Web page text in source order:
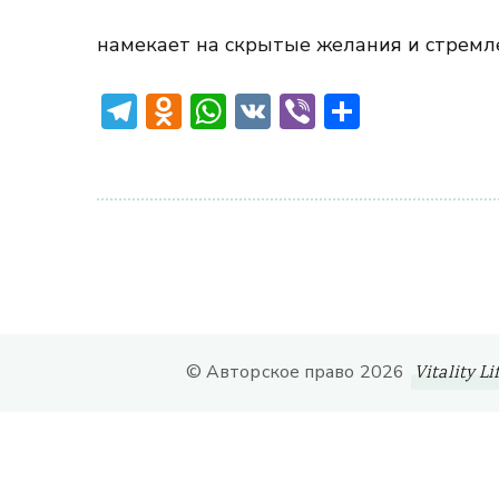
намекает на скрытые желания и
Telegram
Odnoklassniki
WhatsApp
VKViber
© Авторское право 2026 Vitality